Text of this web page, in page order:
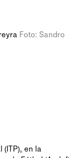
Foto: Sandro
(ITP), en la